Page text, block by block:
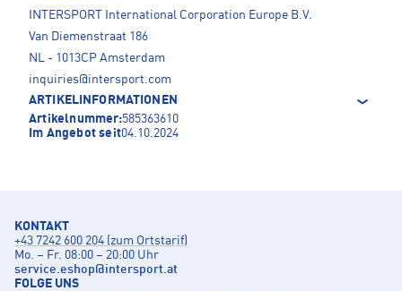
INTERSPORT International Corporation Europe B.V.
Van Diemenstraat 186
NL - 1013CP Amsterdam
inquiries@intersport.com
ARTIKELINFORMATIONEN
Artikelnummer:585363610
Im Angebot seit04.10.2024
KONTAKT
+43 7242 600 204 (zum Ortstarif)
Mo. – Fr. 08:00 – 20:00 Uhr
service.eshop@intersport.at
FOLGE UNS